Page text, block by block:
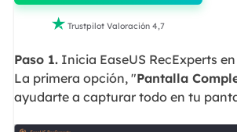
 Trustpilot Valoración 4,7
Paso 1.Inicia EaseUS RecExperts
La primera opción, "Pantalla
ayudarte a capturar todo en tu